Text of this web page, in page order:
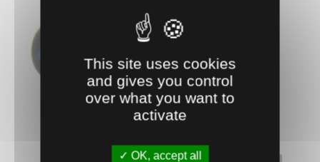
This site uses cookies
and gives you control
over what you want to
activate
OK, accept all